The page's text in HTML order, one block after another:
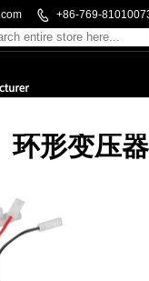
 +86-769-
环形变压器